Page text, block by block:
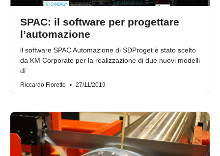
SPAC: il software per progettare
l’automazione
ll software SPAC Automazione di SDProget è stato scelto
da KM Corporate per la realizzazione di due nuovi modelli
di
Riccardo Fioretto 27/11/2019